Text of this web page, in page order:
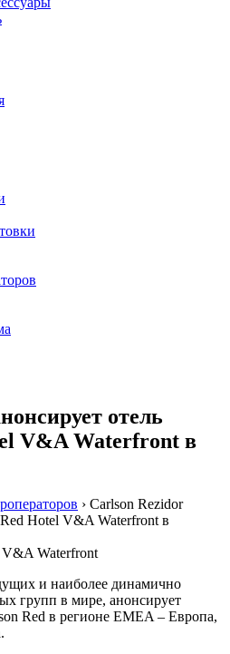
отель
V&A Waterfront в
› Carlson Rezidor
Hotel V&A Waterfront в
и наиболее динамично
групп в мире, анонсирует
Red в регионе EMEA – Европа,